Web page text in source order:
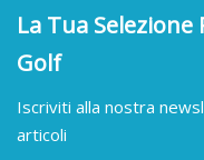
La Tua
Golf
Iscriviti alla nostra
articoli